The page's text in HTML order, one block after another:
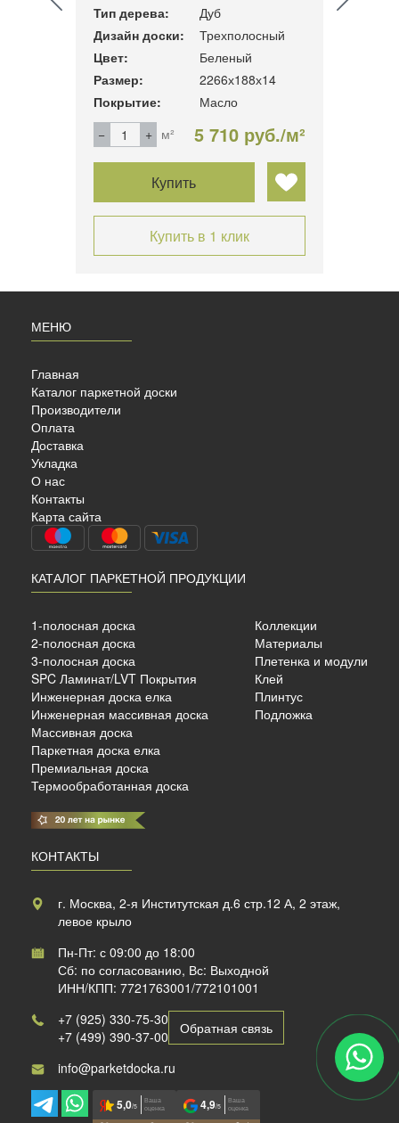
Тип дерева:
Дуб
Дизайн доски:
Трехполосный
Цвет:
Беленый
Размер:
2266х188х14
Покрытие:
Масло
м²
5 710 руб./м²
Купить
Купить в 1 клик
м²
МЕНЮ
Главная
Каталог паркетной доски
Производители
Оплата
Доставка
Укладка
О нас
Контакты
Карта сайта
КАТАЛОГ ПАРКЕТНОЙ ПРОДУКЦИИ
1-полосная доска
2-полосная доска
3-полосная доска
SPC Ламинат/LVT Покрытия
Инженерная доска елка
Инженерная массивная доска
Массивная доска
Паркетная доска елка
Премиальная доска
Термообработанная доска
Коллекции
Материалы
Плетенка и модули
Клей
Плинтус
Подложка
КОНТАКТЫ
г. Москва, 2-я Институтская д.6 стр.12 А, 2 этаж,
левое крыло
Пн-Пт: с 09:00 до 18:00
Сб: по согласованию, Вс: Выходной
ИНН/КПП: 7721763001/772101001
+7 (925) 330-75-30
+7 (499) 390-37-00
Обратная связь
info@parketdocka.ru
5,0/5
Ваша
оценка
4,9/5
Ваша
оценка